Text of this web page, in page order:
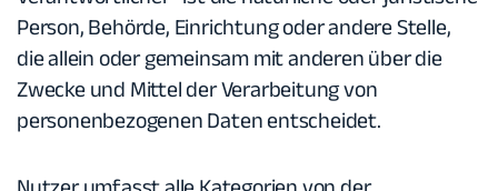
Person, Behörde, Einrichtung oder andere Stelle,
die allein oder gemeinsam mit anderen über die
Zwecke und Mittel der Verarbeitung von
personenbezogenen Daten entscheidet.